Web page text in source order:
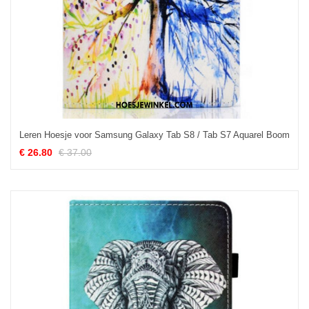
Leren Hoesje voor Samsung Galaxy Tab S8 / Tab S7 Aquarel Boom
€ 26.80 € 37.00